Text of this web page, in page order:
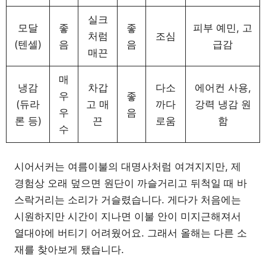
모달
(텐셀)
좋
음
실크
처럼
매끈
좋
음
조심
피부 예민, 고
급감
냉감
(듀라
론 등)
매
우
우
수
차갑
고 매
끈
좋
음
다소
까다
로움
에어컨 사용,
강력 냉감 원
함
시어서커는 여름이불의 대명사처럼 여겨지지만, 제
경험상 오래 덮으면 원단이 까슬거리고 뒤척일 때 바
스락거리는 소리가 거슬렸습니다. 게다가 처음에는
시원하지만 시간이 지나면 이불 안이 미지근해져서
열대야에 버티기 어려웠어요. 그래서 올해는 다른 소
재를 찾아보게 됐습니다.